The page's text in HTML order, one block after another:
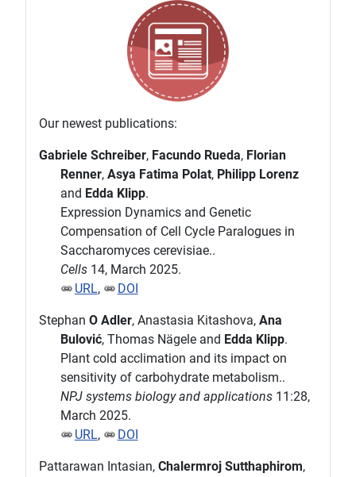
Our newest publications:
Gabriele Schreiber, Facundo Rueda, Florian
Renner, Asya Fatima Polat, Philipp Lorenz
and Edda Klipp.
Expression Dynamics and Genetic
Compensation of Cell Cycle Paralogues in
Saccharomyces cerevisiae..
Cells14, March 2025.
URL, DOI
Stephan O Adler, Anastasia Kitashova, Ana
Bulović, Thomas Nägele and Edda Klipp.
Plant cold acclimation and its impact on
sensitivity of carbohydrate metabolism..
NPJ systems biology and applications11:28,
March 2025.
URL, DOI
Pattarawan Intasian, Chalermroj Sutthaphirom,